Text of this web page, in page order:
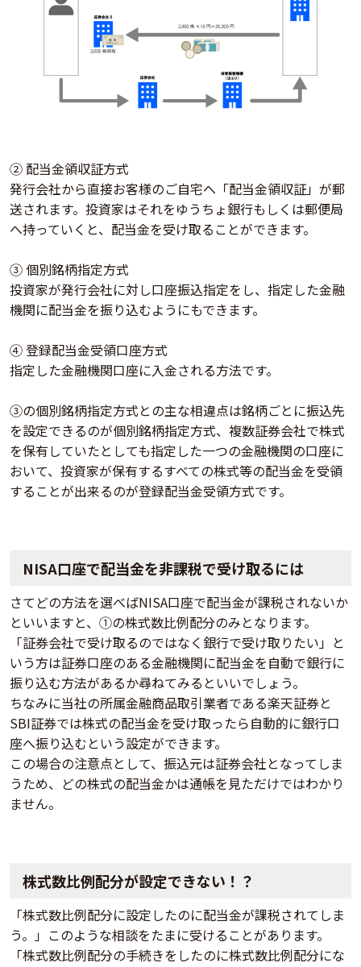
② 配当金領収証方式
発行会社から直接お客様のご自宅へ「配当金領収証」が郵
送されます。投資家はそれをゆうちょ銀行もしくは郵便局
へ持っていくと、配当金を受け取ることができます。
③ 個別銘柄指定方式
投資家が発行会社に対し口座振込指定をし、指定した金融
機関に配当金を振り込むようにもできます。
④ 登録配当金受領口座方式
指定した金融機関口座に入金される方法です。
③の個別銘柄指定方式との主な相違点は銘柄ごとに振込先
を設定できるのが個別銘柄指定方式、複数証券会社で株式
を保有していたとしても指定した一つの金融機関の口座に
おいて、投資家が保有するすべての株式等の配当金を受領
することが出来るのが登録配当金受領方式です。
NISA口座で配当金を非課税で受け取るには
さてどの方法を選べばNISA口座で配当金が課税されないか
といいますと、①の株式数比例配分のみとなります。
「証券会社で受け取るのではなく銀行で受け取りたい」と
いう方は証券口座のある金融機関に配当金を自動で銀行に
振り込む方法があるか尋ねてみるといいでしょう。
ちなみに当社の所属金融商品取引業者である楽天証券と
SBI証券では株式の配当金を受け取ったら自動的に銀行口
座へ振り込むという設定ができます。
この場合の注意点として、振込元は証券会社となってしま
うため、どの株式の配当金かは通帳を見ただけではわかり
ません。
株式数比例配分が設定できない！？
「株式数比例配分に設定したのに配当金が課税されてしま
う。」このような相談をたまに受けることがあります。
「株式数比例配分の手続きをしたのに株式数比例配分にな